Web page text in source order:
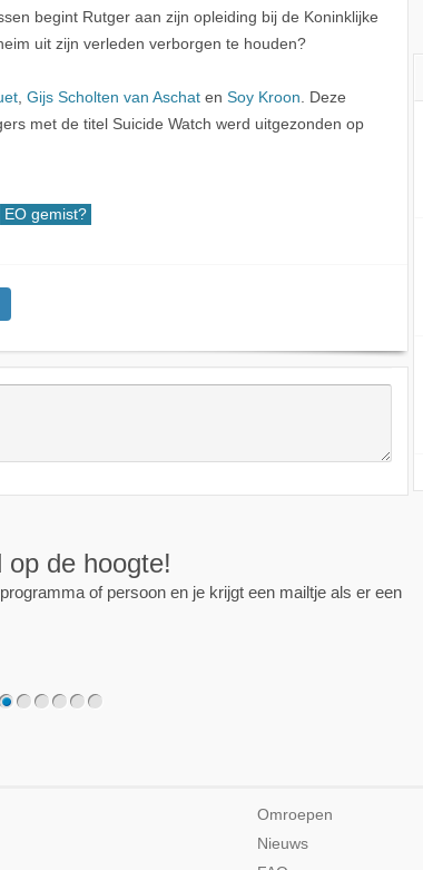
begint Rutger aan zijn opleiding bij de Koninklijke
uit zijn verleden verborgen te houden?
Gijs Scholten van Aschat en Soy Kroon . Deze
met de titel Suicide Watch werd uitgezonden op
EO gemist?
op de hoogte!
of persoon en je krijgt een mailtje als er een
Omroepen
Nieuws